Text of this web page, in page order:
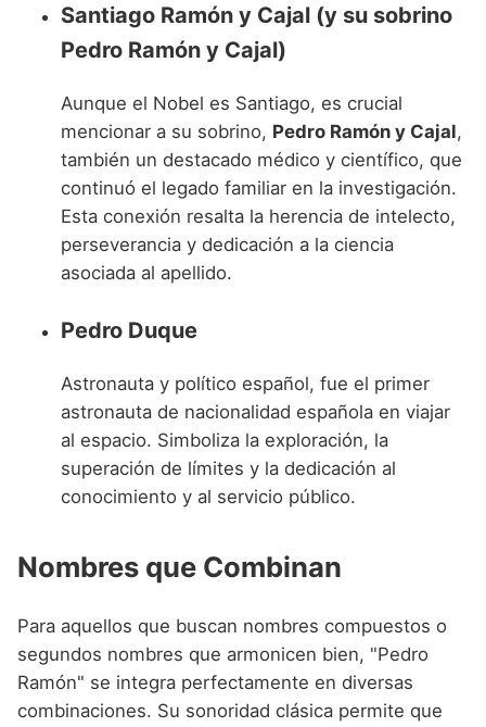
Santiago Ramón y Cajal (y su sobrino
Pedro Ramón y Cajal)
Aunque el Nobel es Santiago, es crucial
mencionar a su sobrino, Pedro Ramón y Cajal,
también un destacado médico y científico, que
continuó el legado familiar en la investigación.
Esta conexión resalta la herencia de intelecto,
perseverancia y dedicación a la ciencia
asociada al apellido.
Pedro Duque
Astronauta y político español, fue el primer
astronauta de nacionalidad española en viajar
al espacio. Simboliza la exploración, la
superación de límites y la dedicación al
conocimiento y al servicio público.
Nombres que Combinan
Para aquellos que buscan nombres compuestos o
segundos nombres que armonicen bien, "Pedro
Ramón" se integra perfectamente en diversas
combinaciones. Su sonoridad clásica permite que